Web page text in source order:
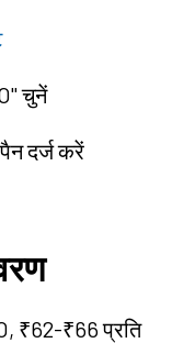
चुनें
दर्ज करें
₹62-₹66 प्रति